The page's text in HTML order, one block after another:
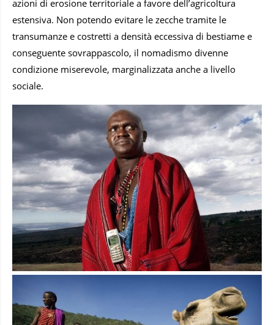
azioni di erosione territoriale a favore dell’agricoltura
estensiva. Non potendo evitare le zecche tramite le
transumanze e costretti a densità eccessiva di bestiame e
conseguente sovrappascolo, il nomadismo divenne
condizione miserevole, marginalizzata anche a livello
sociale.